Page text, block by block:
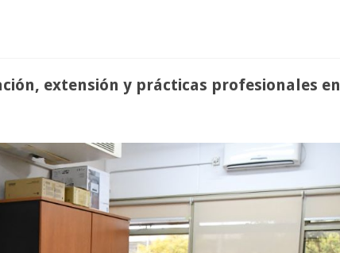
extensión y prácticas profesionales en